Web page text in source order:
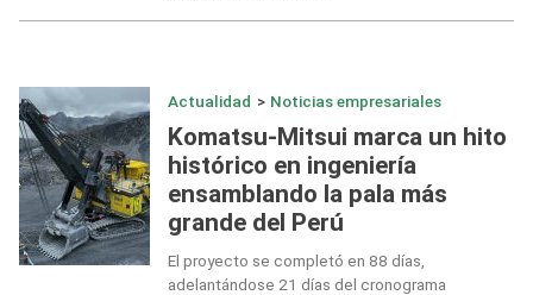
Actualidad > Noticias empresariales
Komatsu-Mitsui marca un hito
histórico en ingeniería
ensamblando la pala más
grande del Perú
El proyecto se completó en 88 días,
adelantándose 21 días del cronograma